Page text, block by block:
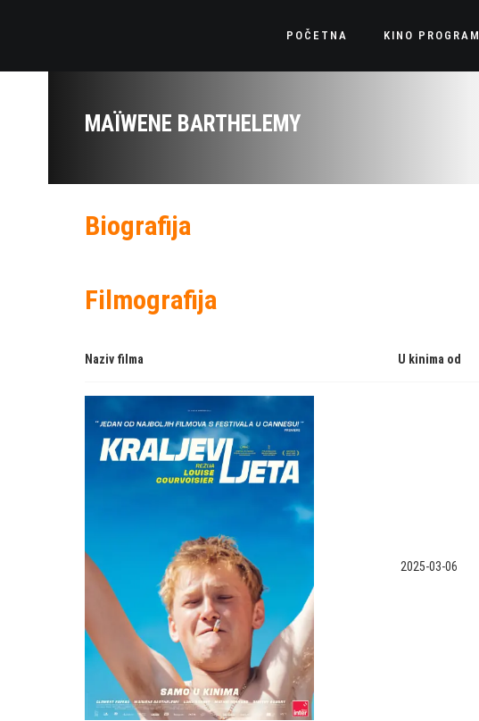
POČETNA KINO PROGRAM
MAÏWENE BARTHELEMY
Biografija
Filmografija
Naziv filma U kinima od
2025-03-06